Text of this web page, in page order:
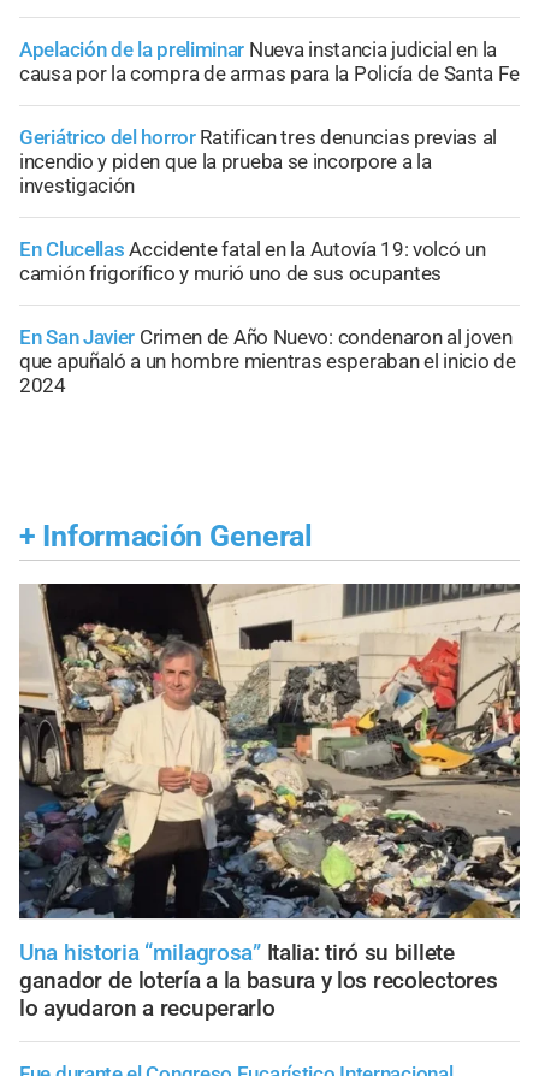
Apelación de la preliminar Nueva instancia judicial en la
causa por la compra de armas para la Policía de Santa Fe
Geriátrico del horror Ratifican tres denuncias previas al
incendio y piden que la prueba se incorpore a la
investigación
En Clucellas Accidente fatal en la Autovía 19: volcó un
camión frigorífico y murió uno de sus ocupantes
En San Javier Crimen de Año Nuevo: condenaron al joven
que apuñaló a un hombre mientras esperaban el inicio de
2024
+ Información General
Una historia “milagrosa” Italia: tiró su billete
ganador de lotería a la basura y los recolectores
lo ayudaron a recuperarlo